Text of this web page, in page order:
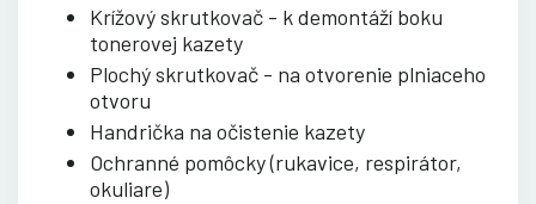
Krížový skrutkovač - k demontáží boku
tonerovej kazety
Plochý skrutkovač - na otvorenie plniaceho
otvoru
Handrička na očistenie kazety
Ochranné pomôcky (rukavice, respirátor,
okuliare)